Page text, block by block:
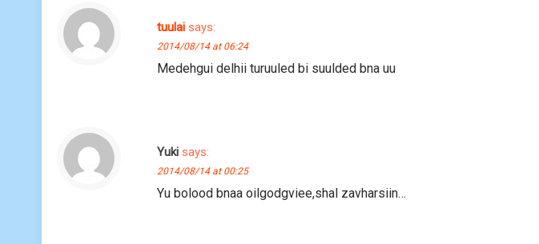
tuulai says:
2014/08/14 at 06:24
Medehgui delhii turuuled bi suulded bna uu
Yuki says:
2014/08/14 at 00:25
Yu bolood bnaa oilgodgviee,shal zavharsiin…